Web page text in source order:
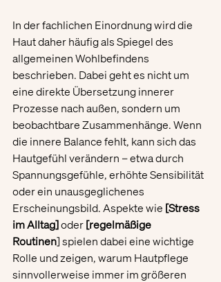
In der fachlichen Einordnung wird die
Haut daher häufig als Spiegel des
allgemeinen Wohlbefindens
beschrieben. Dabei geht es nicht um
eine direkte Übersetzung innerer
Prozesse nach außen, sondern um
beobachtbare Zusammenhänge. Wenn
die innere Balance fehlt, kann sich das
Hautgefühl verändern – etwa durch
Spannungsgefühle, erhöhte Sensibilität
oder ein unausgeglichenes
Erscheinungsbild. Aspekte wie [Stress
im Alltag] oder [regelmäßige
Routinen] spielen dabei eine wichtige
Rolle und zeigen, warum Hautpflege
sinnvollerweise immer im größeren